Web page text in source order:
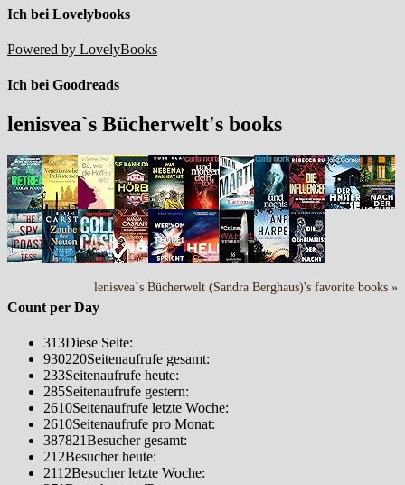
Ich bei Lovelybooks
Powered by LovelyBooks
Ich bei Goodreads
lenisvea`s Bücherwelt's books
lenisvea`s Bücherwelt (Sandra Berghaus)'s favorite books »
Count per Day
313Diese Seite:
930220Seitenaufrufe gesamt:
233Seitenaufrufe heute:
285Seitenaufrufe gestern:
2610Seitenaufrufe letzte Woche:
2610Seitenaufrufe pro Monat:
387821Besucher gesamt:
212Besucher heute:
2112Besucher letzte Woche: